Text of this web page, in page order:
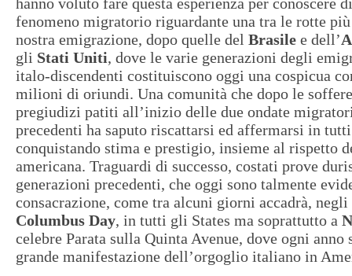
fenomeno migratorio riguardante una tra le rotte
nostra emigrazione, dopo quelle del Brasile e dell’
gli Stati Uniti, dove le varie generazioni degli
italo-discendenti costituiscono oggi una cospicua
milioni di oriundi. Una comunità che dopo le
pregiudizi patiti all’inizio delle due ondate
precedenti ha saputo riscattarsi ed affermarsi in
conquistando stima e prestigio, insieme al rispetto
americana. Traguardi di successo, costati prove
generazioni precedenti, che oggi sono talmente
consacrazione, come tra alcuni giorni accadrà,
Columbus Day, in tutti gli States ma soprattutto a
celebre Parata sulla Quinta Avenue, dove ogni anno
grande manifestazione dell’orgoglio italiano in